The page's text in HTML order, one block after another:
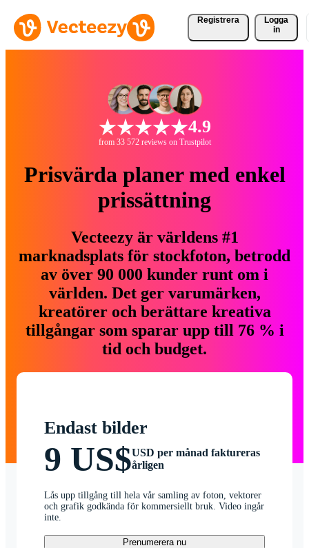
Registrera
Logga
in
4.9
from 33 572 reviews on Trustpilot
Prisvärda planer med enkel
prissättning
Vecteezy är världens #1
marknadsplats för stockfoton, betrodd
av över 90 000 kunder runt om i
världen. Det ger varumärken,
kreatörer och berättare kreativa
tillgångar som sparar upp till 76 % i
tid och budget.
Endast bilder
9 US$USD per månad faktureras
årligen
Lås upp tillgång till hela vår samling av foton, vektorer
och grafik godkända för kommersiellt bruk. Video ingår
inte.
Prenumerera nu